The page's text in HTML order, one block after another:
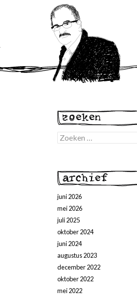
Zoeken
naar:
juni 2026
mei 2026
juli 2025
oktober 2024
juni 2024
augustus 2023
december 2022
oktober 2022
mei 2022